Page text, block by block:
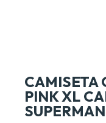
CAMISETA
PINK XL
SUPERMAN